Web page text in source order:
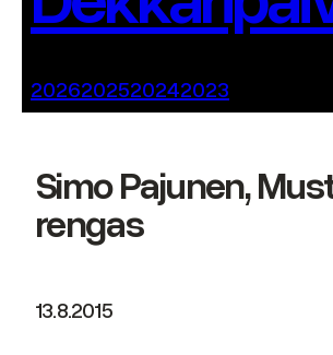
2026202520242023
Simo Pajunen,
rengas
13.8.2015